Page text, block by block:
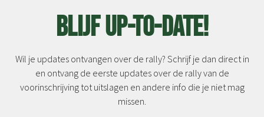
Blijf up-to-date!
Wil je updates ontvangen over de rally? Schrijf je dan direct in
en ontvang de eerste updates over de rally van de
voorinschrijving tot uitslagen en andere info die je niet mag
missen.